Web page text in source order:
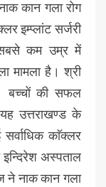
कान गला रोग
इम्प्लांट सर्जरी
कम उम्र में
मामला है। श्री
बच्चों की सफल
उत्तराखण्ड के
काॅक्लर
अस्पताल
ने नाक कान गला